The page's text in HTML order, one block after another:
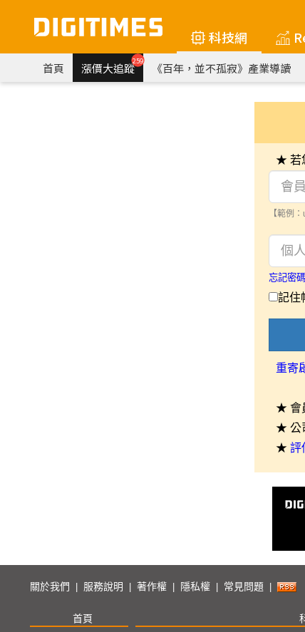
科技網
首頁 漲價大追蹤259 《百年，並不孤寂》產業導讀
★ 若
【範例
忘記密碼
記住
重寄
★ 會
★ 公
★ 評
關於我們 服務說明 著作權 隱私權 常見問題
首頁